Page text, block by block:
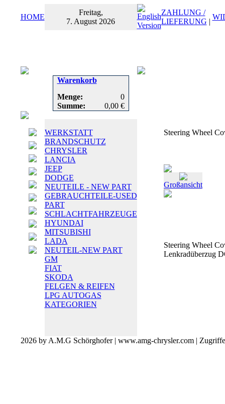
HOME
Freitag,
7. August 2026
ZAHLUNG /
LIEFERUNG |
Warenkorb
Menge:
0
Summe:
0,00 €
WERKSTATT
BRANDSCHUTZ
CHRYSLER
LANCIA
JEEP
DODGE
NEUTEILE - NEW PART
GEBRAUCHTEILE-USED
PART
SCHLACHTFAHRZEUGE
HYUNDAI
MITSUBISHI
LADA
NEUTEIL-NEW PART
GM
FIAT
SKODA
FELGEN & REIFEN
LPG AUTOGAS
KATEGORIEN
Steering Wheel
Großansicht
Steering Wheel
Lenkradüberzug
2026 by A.M.G Schörghofer | www.amg-chrysler.com |